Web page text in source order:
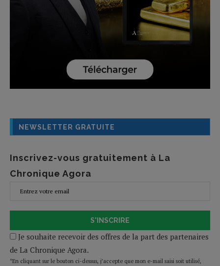
NEWSLETTER GRATUITE
Inscrivez-vous gratuitement à La
Chronique Agora
S'INSCRIRE
Je souhaite recevoir des offres de la part des partenaires
de La Chronique Agora.
*En cliquant sur le bouton ci-dessus, j’accepte que mon e-mail saisi soit utilisé,